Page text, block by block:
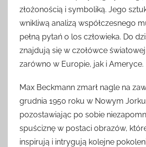
złożonością i symboliką. Jego
wnikliwą analizą współczesnego
pełną pytań o los człowieka. Do
znajdują się w czołówce
zarówno w Europie, jak i Ameryce.
Max Beckmann zmarł nagle na
grudnia 1950 roku w Nowym
pozostawiając po sobie
spuściznę w postaci obrazów,
inspirują i intrygują kolejne